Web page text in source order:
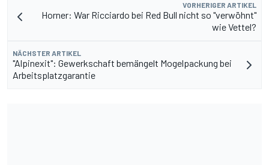
VORHERIGER ARTIKEL
Horner: War Ricciardo bei Red Bull nicht so "verwöhnt"
wie Vettel?
NÄCHSTER ARTIKEL
"Alpinexit": Gewerkschaft bemängelt Mogelpackung bei
Arbeitsplatzgarantie